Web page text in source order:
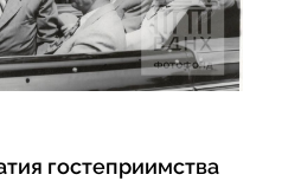
гостеприимства